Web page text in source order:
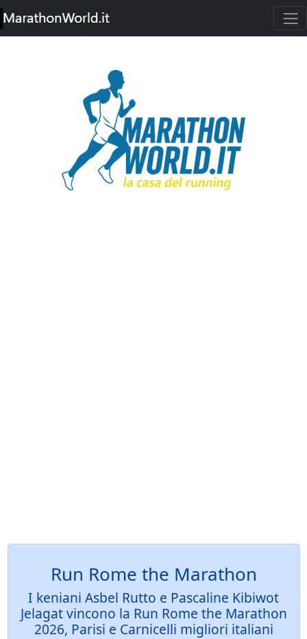
Run Rome the Marathon
I keniani Asbel Rutto e Pascaline Kibiwot
Jelagat vincono la Run Rome the Marathon
2026, Parisi e Carnicelli migliori italiani